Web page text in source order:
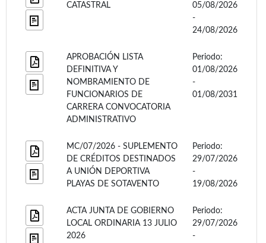
CATASTRAL
05/08/2026
-
24/08/2026
APROBACIÓN LISTA
DEFINITIVA Y
NOMBRAMIENTO DE
FUNCIONARIOS DE
CARRERA CONVOCATORIA
ADMINISTRATIVO
Periodo:
01/08/2026
-
01/08/2031
MC/07/2026 - SUPLEMENTO
DE CRÉDITOS DESTINADOS
A UNIÓN DEPORTIVA
PLAYAS DE SOTAVENTO
Periodo:
29/07/2026
-
19/08/2026
ACTA JUNTA DE GOBIERNO
LOCAL ORDINARIA 13 JULIO
2026
Periodo:
29/07/2026
-